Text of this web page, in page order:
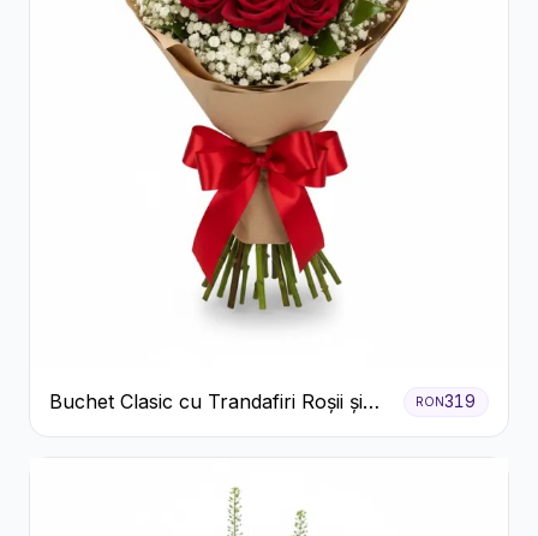
Buchet Clasic cu Trandafiri Roșii și
Gypsophila
RON319